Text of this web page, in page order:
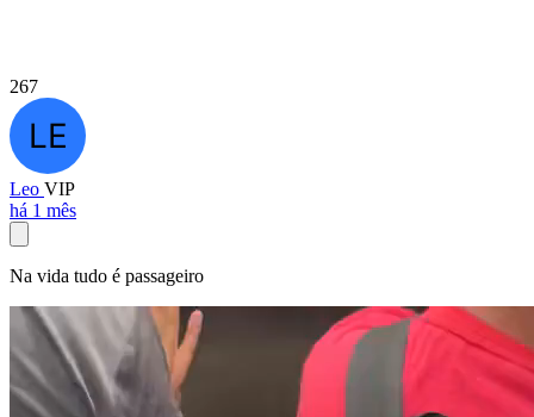
267
Leo VIP
há 1 mês
Na vida tudo é passageiro